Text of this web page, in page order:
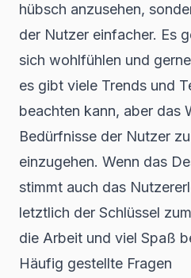
hübsch anzusehen,
der Nutzer einfacher. Es
sich wohlfühlen und
es gibt viele Trends und
beachten kann, aber das
Bedürfnisse der Nutzer
einzugehen. Wenn das
stimmt auch das
letztlich der Schlüssel
die Arbeit und viel Spaß
Häufig gestellte Fragen